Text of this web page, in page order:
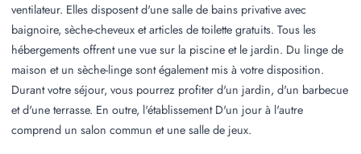
ventilateur. Elles disposent d'une salle de bains privative avec
baignoire, sèche-cheveux et articles de toilette gratuits. Tous les
hébergements offrent une vue sur la piscine et le jardin. Du linge de
maison et un sèche-linge sont également mis à votre disposition.
Durant votre séjour, vous pourrez profiter d'un jardin, d'un barbecue
et d'une terrasse. En outre, l'établissement D'un jour à l'autre
comprend un salon commun et une salle de jeux.